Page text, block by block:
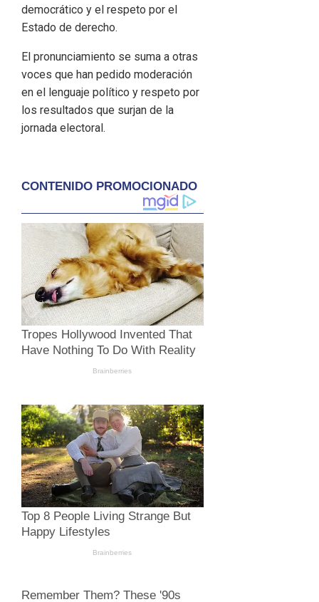
democrático y el respeto por el
Estado de derecho.
El pronunciamiento se suma a otras
voces que han pedido moderación
en el lenguaje político y respeto por
los resultados que surjan de la
jornada electoral.